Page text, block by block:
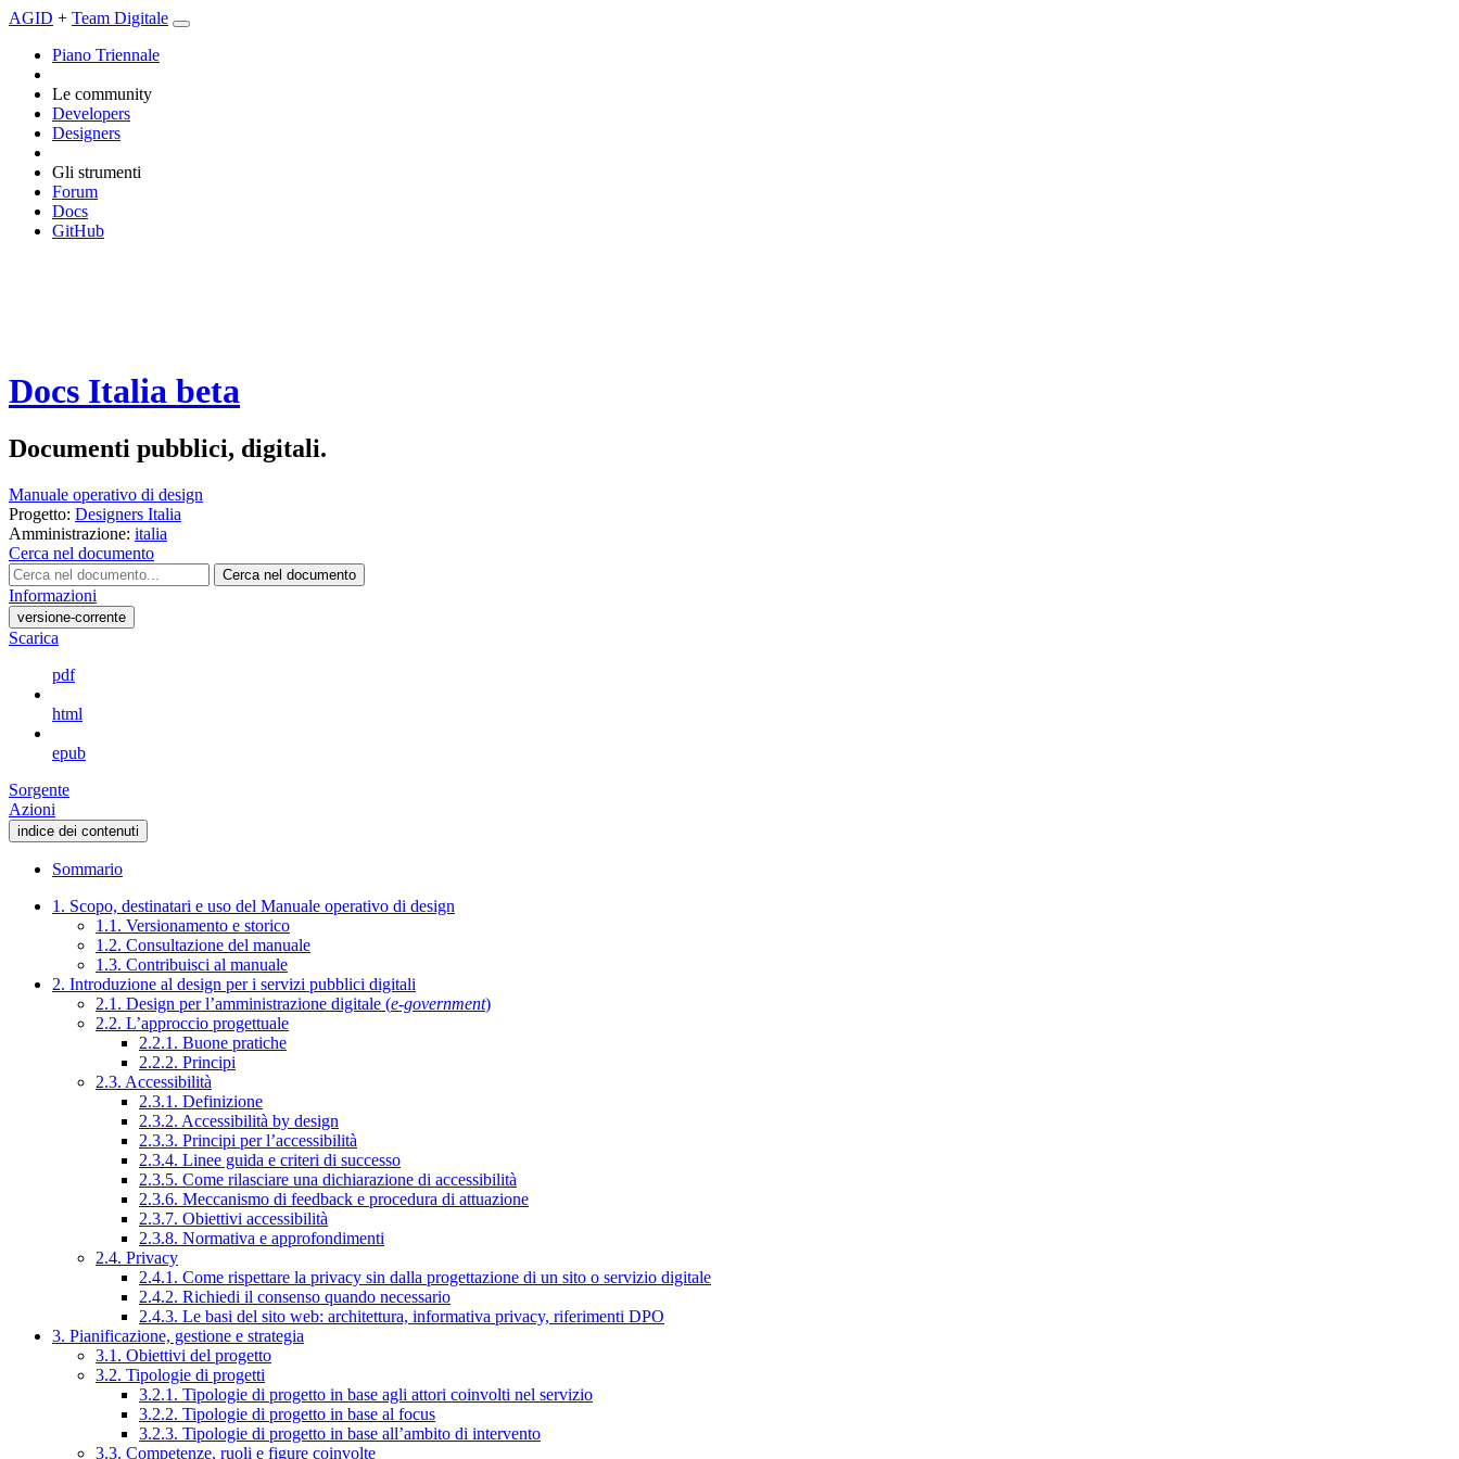
AGID + Team Digitale
Piano Triennale
Le community
Developers
Designers
Gli strumenti
Forum
Docs
GitHub
Docs Italia beta
Documenti pubblici, digitali.
Manuale operativo di design
Progetto: Designers Italia
Amministrazione: italia
Cerca nel documento
Cerca nel documento
Informazioni
versione-corrente
Scarica
pdf
html
epub
Sorgente
Azioni
indice dei contenuti
Sommario
1. Scopo, destinatari e uso del Manuale operativo di design
1.1. Versionamento e storico
1.2. Consultazione del manuale
1.3. Contribuisci al manuale
2. Introduzione al design per i servizi pubblici digitali
2.1. Design per l’amministrazione digitale (e-government)
2.2. L’approccio progettuale
2.2.1. Buone pratiche
2.2.2. Principi
2.3. Accessibilità
2.3.1. Definizione
2.3.2. Accessibilità by design
2.3.3. Principi per l’accessibilità
2.3.4. Linee guida e criteri di successo
2.3.5. Come rilasciare una dichiarazione di accessibilità
2.3.6. Meccanismo di feedback e procedura di attuazione
2.3.7. Obiettivi accessibilità
2.3.8. Normativa e approfondimenti
2.4. Privacy
2.4.1. Come rispettare la privacy sin dalla progettazione di un sito o servizio digitale
2.4.2. Richiedi il consenso quando necessario
2.4.3. Le basi del sito web: architettura, informativa privacy, riferimenti DPO
3. Pianificazione, gestione e strategia
3.1. Obiettivi del progetto
3.2. Tipologie di progetti
3.2.1. Tipologie di progetto in base agli attori coinvolti nel servizio
3.2.2. Tipologie di progetto in base al focus
3.2.3. Tipologie di progetto in base all’ambito di intervento
3.3. Competenze, ruoli e figure coinvolte